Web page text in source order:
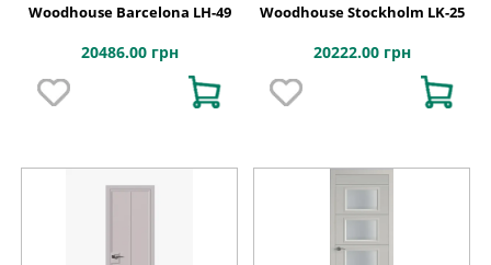
Woodhouse Barcelona LH-49
20486.00 грн
Woodhouse Stockholm LK-25
20222.00 грн